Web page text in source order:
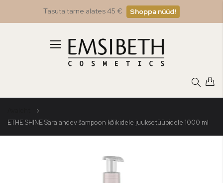
Tasuta tarne alates 45 € Shoppa nüüd!
Toggle
Nav
ETHE SHINE Sära andev šampoon kõikidele juuksetüüpidele 1000 ml